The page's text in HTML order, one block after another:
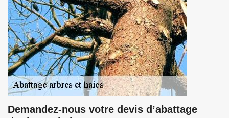
Demandez-nous votre devis d’abattage